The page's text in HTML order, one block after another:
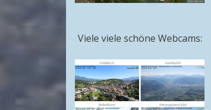
Viele viele schöne Webcams: